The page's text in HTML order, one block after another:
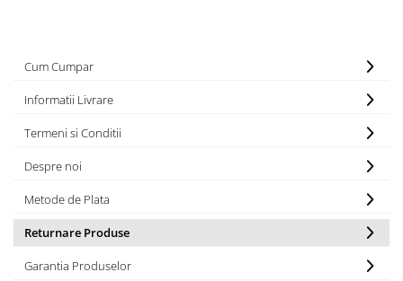
Cum Cumpar
Informatii Livrare
Termeni si Conditii
Despre noi
Metode de Plata
Returnare Produse
Garantia Produselor